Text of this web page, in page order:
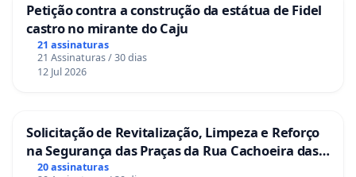
Petição contra a construção da estátua de Fidel
castro no mirante do Caju
21 assinaturas
21 Assinaturas / 30 dias
12 Jul 2026
Solicitação de Revitalização, Limpeza e Reforço
na Segurança das Praças da Rua Cachoeira das
Sete Ilhas
20 assinaturas